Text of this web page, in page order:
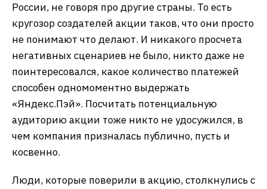
России, не говоря про другие страны. То есть
кругозор создателей акции таков, что они просто
не понимают что делают. И никакого просчета
негативных сценариев не было, никто даже не
поинтересовался, какое количество платежей
способен одномоментно выдержать
«Яндекс.Пэй». Посчитать потенциальную
аудиторию акции тоже никто не удосужился, в
чем компания призналась публично, пусть и
косвенно.
Люди, которые поверили в акцию, столкнулись с